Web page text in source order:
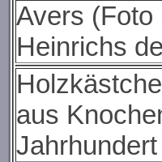
Avers
Heinrichs
aus